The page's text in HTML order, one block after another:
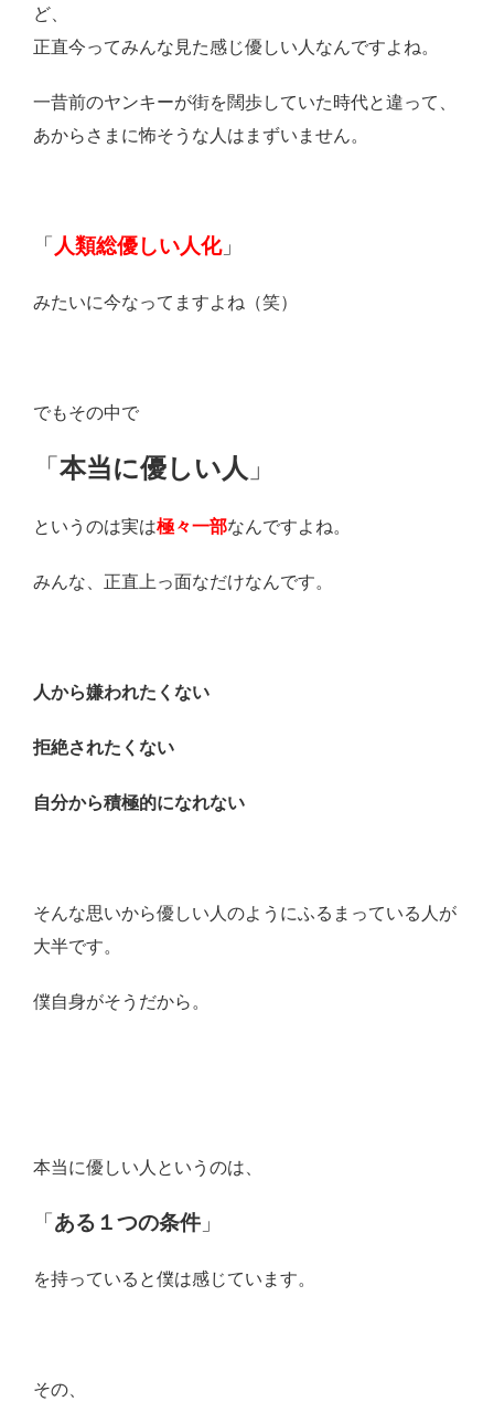
ど、
正直今ってみんな見た感じ優しい人なんですよね。
一昔前のヤンキーが街を闊歩していた時代と違って、
あからさまに怖そうな人はまずいません。
「 人類総優しい人化」
みたいに今なってますよね（笑）
でもその中で
「 本当に優しい人 」
というのは実は極々一部なんですよね。
みんな、正直上っ面なだけなんです。
人から嫌われたくない
拒絶されたくない
自分から積極的になれない
そんな思いから優しい人のようにふるまっている人が
大半です。
僕自身がそうだから。
本当に優しい人というのは、
「 ある１つの条件 」
を持っていると僕は感じています。
その、